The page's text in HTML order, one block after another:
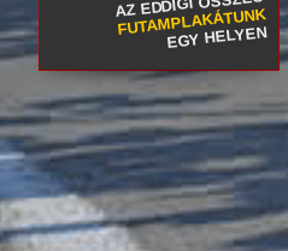
FUTAMPLAKÁTUNK
EGY HELYEN